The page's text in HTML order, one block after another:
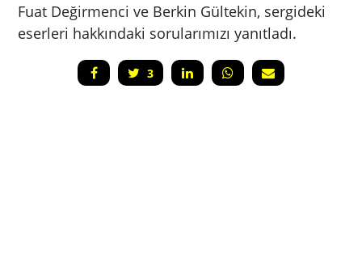
Fuat Değirmenci ve Berkin Gültekin, sergideki
eserleri hakkındaki sorularımızı yanıtladı.
3